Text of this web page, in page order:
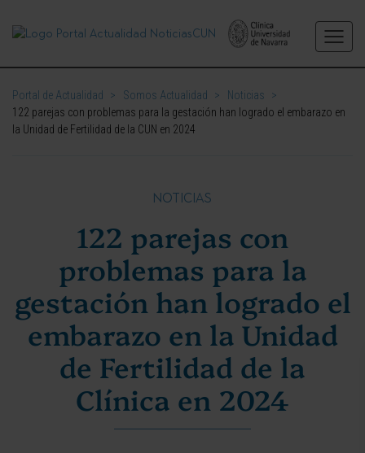
Portal de Actualidad > Somos Actualidad > Noticias
>
122 parejas con problemas para la gestación han logrado el embarazo en
la Unidad de Fertilidad de la CUN en 2024
NOTICIAS
122 parejas con
problemas para la
gestación han logrado el
embarazo en la Unidad
de Fertilidad de la
Clínica en 2024